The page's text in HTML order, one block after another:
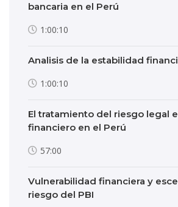
bancaria en el Perú
1:00:10
Analisis de la estabilidad
1:00:10
El tratamiento del riesgo legal
financiero en el Perú
57:00
Vulnerabilidad financiera y
riesgo del PBI